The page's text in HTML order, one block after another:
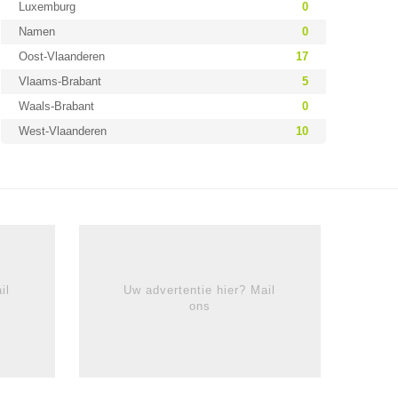
Luxemburg
0
Namen
0
Oost-Vlaanderen
17
Vlaams-Brabant
5
Waals-Brabant
0
West-Vlaanderen
10
Uw advertentie hier? Mail
ons